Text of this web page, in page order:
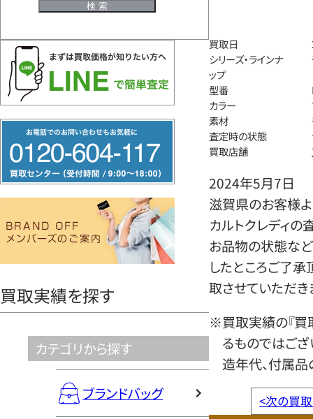
リ
ー
ヤ
買取実績を探す
カテゴリから探す
ブランドバッグ
買取日
シリーズ・ラインナ
ップ
型番
カラー
素材
査定時の状態
買取店舗
2024年5月7日
滋賀県のお客様よ
カルトクレディの
お品物の状態など
したところご了
取させていただき
※買取実績の『買
るものではござ
造年代、付属品
<次の買